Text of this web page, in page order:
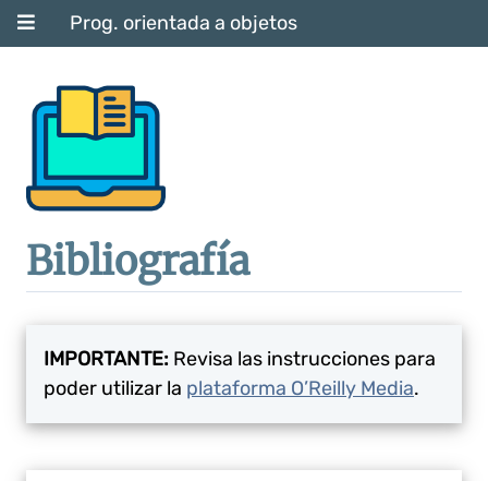
Prog. orientada a objetos
Bibliografía
IMPORTANTE: Revisa las instrucciones para
poder utilizar la plataforma O’Reilly Media.